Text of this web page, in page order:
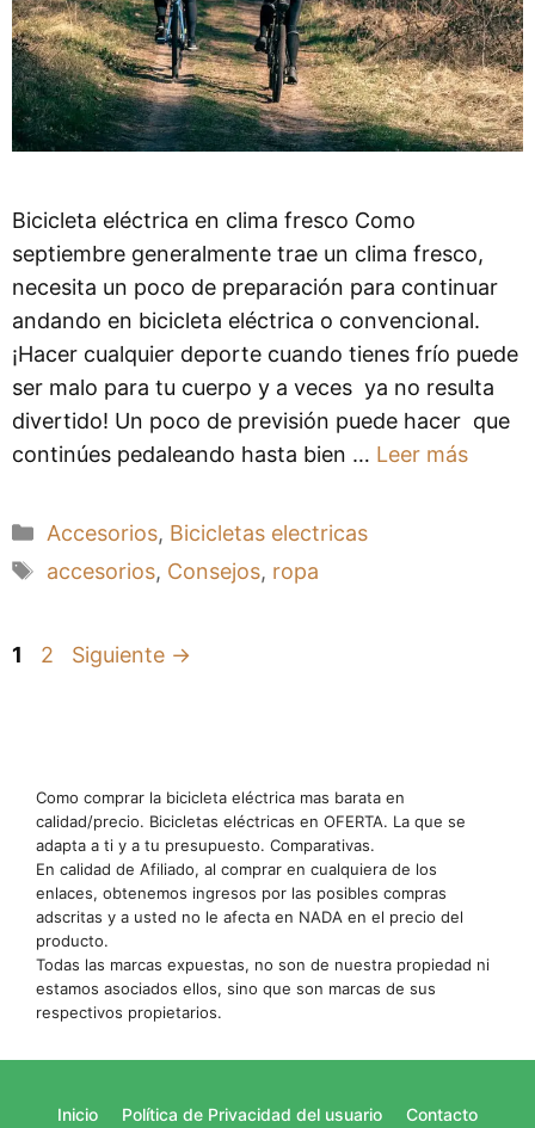
Bicicleta eléctrica en clima fresco Como
septiembre generalmente trae un clima fresco,
necesita un poco de preparación para continuar
andando en bicicleta eléctrica o convencional.
¡Hacer cualquier deporte cuando tienes frío puede
ser malo para tu cuerpo y a veces ya no resulta
divertido! Un poco de previsión puede hacer que
continúes pedaleando hasta bien … Leer más
Categorías
Accesorios, Bicicletas electricas
Etiquetas
accesorios, Consejos, ropa
Página
1 Página
2 Siguiente →
Como comprar la bicicleta eléctrica mas barata en
calidad/precio. Bicicletas eléctricas en OFERTA. La que se
adapta a ti y a tu presupuesto. Comparativas.
En calidad de Afiliado, al comprar en cualquiera de los
enlaces, obtenemos ingresos por las posibles compras
adscritas y a usted no le afecta en NADA en el precio del
producto.
Todas las marcas expuestas, no son de nuestra propiedad ni
estamos asociados ellos, sino que son marcas de sus
respectivos propietarios.
Inicio Política de Privacidad del usuario Contacto